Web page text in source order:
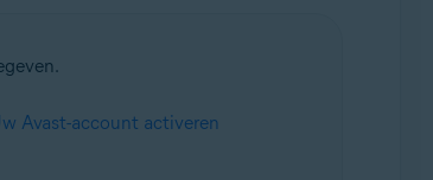
Avast-account activeren